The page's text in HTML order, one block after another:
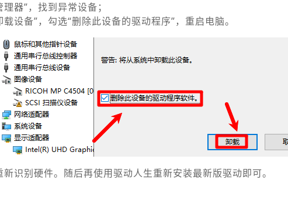
器”，找到异常设备；
设备”，勾选“删除此设备的驱动程序”，重启电脑。
识别硬件。随后再使用驱动人生重新安装最新版驱动即可。